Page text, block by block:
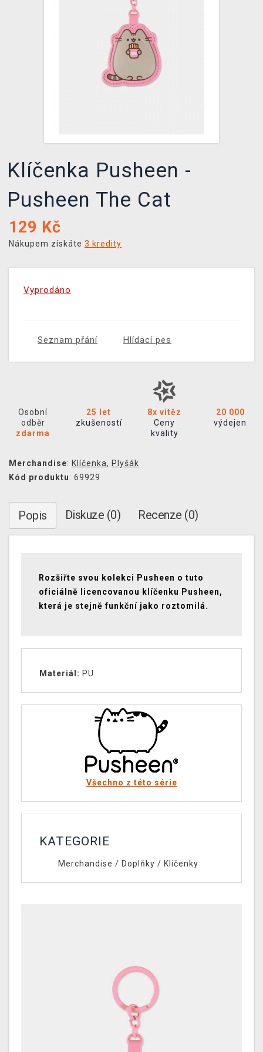
TCG & BOARDGAME HUB
Klíčenka Pusheen -
Pusheen The Cat
129 Kč
Nákupem získáte 3 kredity
Vyprodáno
Seznam přání Hlídací pes
Osobní
odběr
zdarma
25 let
zkušeností
8x vítěz
Ceny
kvality
20 000
výdejen
Merchandise: Klíčenka, Plyšák
Kód produktu: 69929
Popis Diskuze (0) Recenze (0)
Rozšiřte svou kolekci Pusheen o tuto
oficiálně licencovanou klíčenku Pusheen,
která je stejně funkční jako roztomilá.
Materiál: PU
Všechno z této série
KATEGORIE
Merchandise / Doplňky / Klíčenky